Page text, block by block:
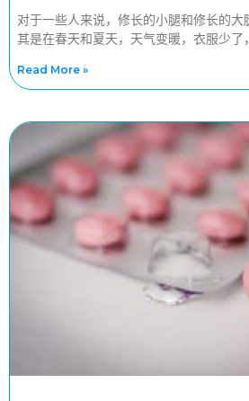
对于一些人来说，修长的小腿和修长的
其是在春天和夏天，天气变暖，衣服少了
Read More »